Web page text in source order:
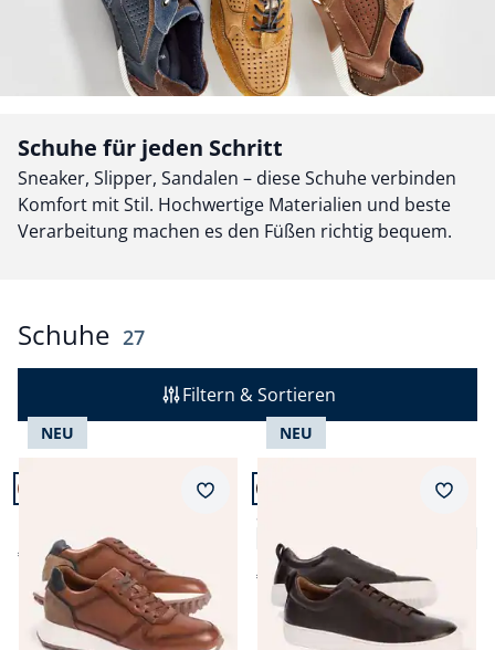
Schuhe für jeden Schritt
Sneaker, Slipper, Sandalen – diese Schuhe verbinden
Komfort mit Stil. Hochwertige Materialien und beste
Verarbeitung machen es den Füßen richtig bequem.
Schuhe Ergebnisse
27
Filtern & Sortieren
Artikel 1 von 24.
NEU
€ 99,99
Merkzettel
Artikel 2 von 24.
NEU
Smart Casual Sneaker
€ 119,99